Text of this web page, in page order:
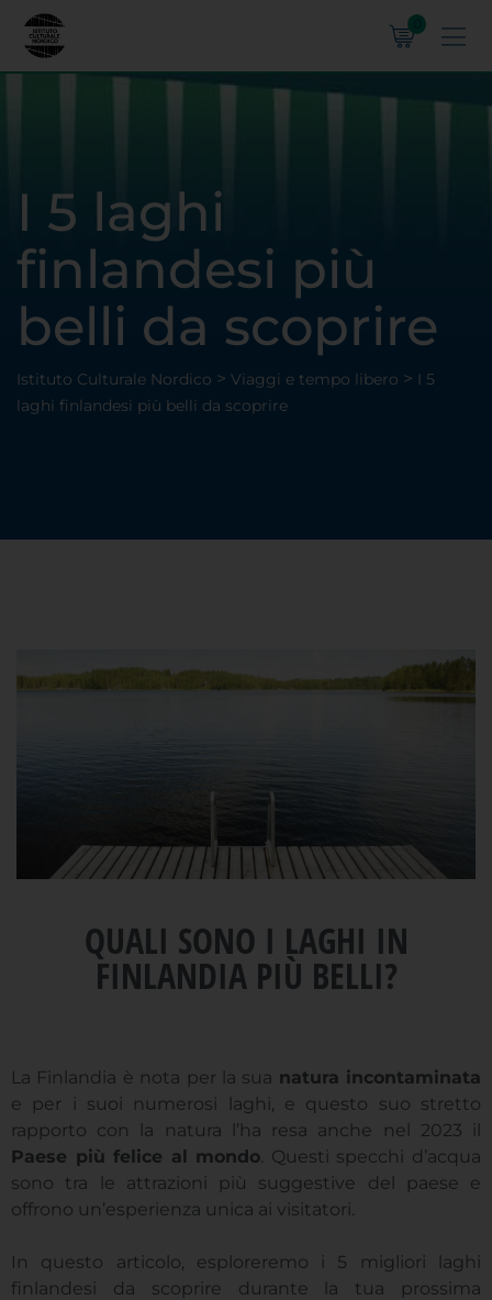
I 5 laghi
finlandesi più
belli da scoprire
Istituto Culturale Nordico > Viaggi e tempo libero > I 5
laghi finlandesi più belli da scoprire
QUALI SONO I LAGHI IN
FINLANDIA PIÙ BELLI?
La Finlandia è nota per la sua natura incontaminata
e per i suoi numerosi laghi, e questo suo stretto
rapporto con la natura l’ha resa anche nel 2023 il
Paese più felice al mondo. Questi specchi d’acqua
sono tra le attrazioni più suggestive del paese e
offrono un’esperienza unica ai visitatori.
In questo articolo, esploreremo i 5 migliori laghi
finlandesi da scoprire durante la tua prossima